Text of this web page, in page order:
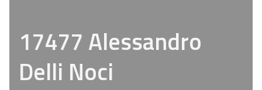
17477 Alessandro
Delli Noci